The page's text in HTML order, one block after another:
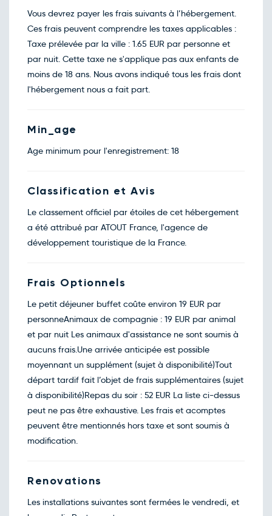
Vous devrez payer les frais suivants à l’hébergement.
Ces frais peuvent comprendre les taxes applicables :
Taxe prélevée par la ville : 1.65 EUR par personne et
par nuit. Cette taxe ne s'applique pas aux enfants de
moins de 18 ans. Nous avons indiqué tous les frais dont
l'hébergement nous a fait part.
Min_age
Age minimum pour l'enregistrement: 18
Classification et Avis
Le classement officiel par étoiles de cet hébergement
a été attribué par ATOUT France, l'agence de
développement touristique de la France.
Frais Optionnels
Le petit déjeuner buffet coûte environ 19 EUR par
personneAnimaux de compagnie : 19 EUR par animal
et par nuit Les animaux d'assistance ne sont soumis à
aucuns frais.Une arrivée anticipée est possible
moyennant un supplément (sujet à disponibilité)Tout
départ tardif fait l’objet de frais supplémentaires (sujet
à disponibilité)Repas du soir : 52 EUR La liste ci-dessus
peut ne pas être exhaustive. Les frais et acomptes
peuvent être mentionnés hors taxe et sont soumis à
modification.
Renovations
Les installations suivantes sont fermées le vendredi, et